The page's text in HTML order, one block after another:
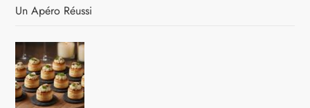
Un Apéro Réussi